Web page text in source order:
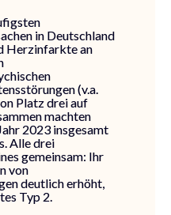
in Deutschland
Herzinfarkte an
(v.a.
Platz drei auf
machten
2023 insgesamt
Alle drei
gemeinsam: Ihr
von
deutlich erhöht,
Typ 2.